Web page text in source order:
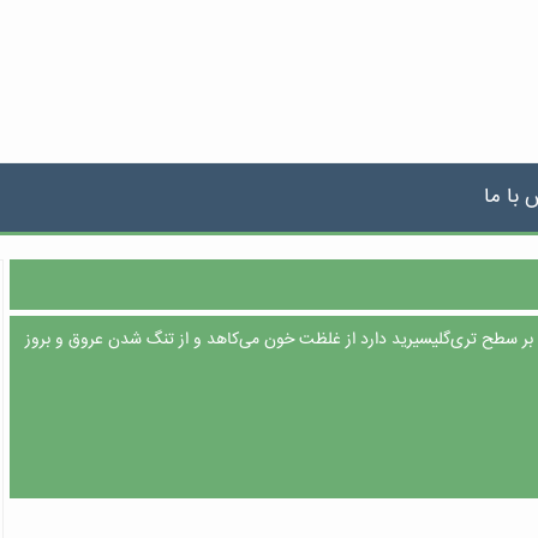
با ما
سطح تری‌گلیسیرید دارد از غلظت خون می‌کاهد و از تنگ شدن عروق و بروز